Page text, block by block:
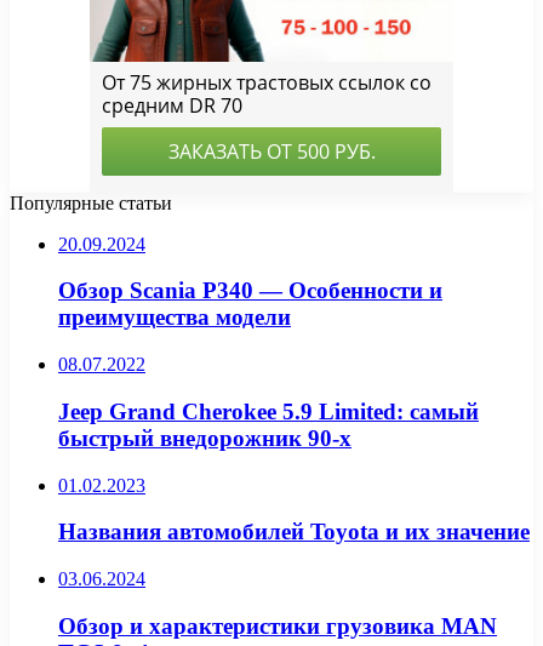
Популярные статьи
20.09.2024
Обзор Scania P340 — Особенности и
преимущества модели
08.07.2022
Jeep Grand Cherokee 5.9 Limited: самый
быстрый внедорожник 90-х
01.02.2023
Названия автомобилей Toyota и их значение
03.06.2024
Обзор и характеристики грузовика MAN